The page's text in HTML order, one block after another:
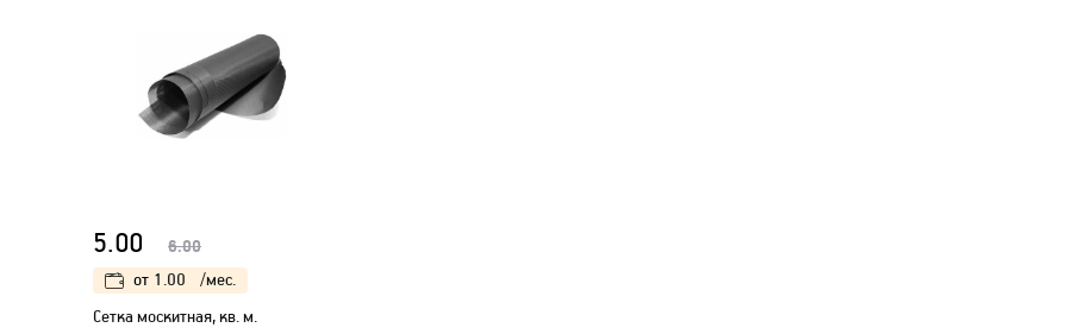
5.00 6.00
от 1.00
/мес.
Сетка москитная, кв. м.